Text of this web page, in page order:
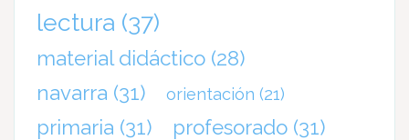
lectura (37)
material didáctico (28)
navarra (31) orientación (21)
primaria (31) profesorado (31)